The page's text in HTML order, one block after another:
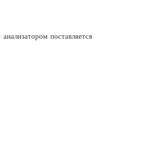
поставляется